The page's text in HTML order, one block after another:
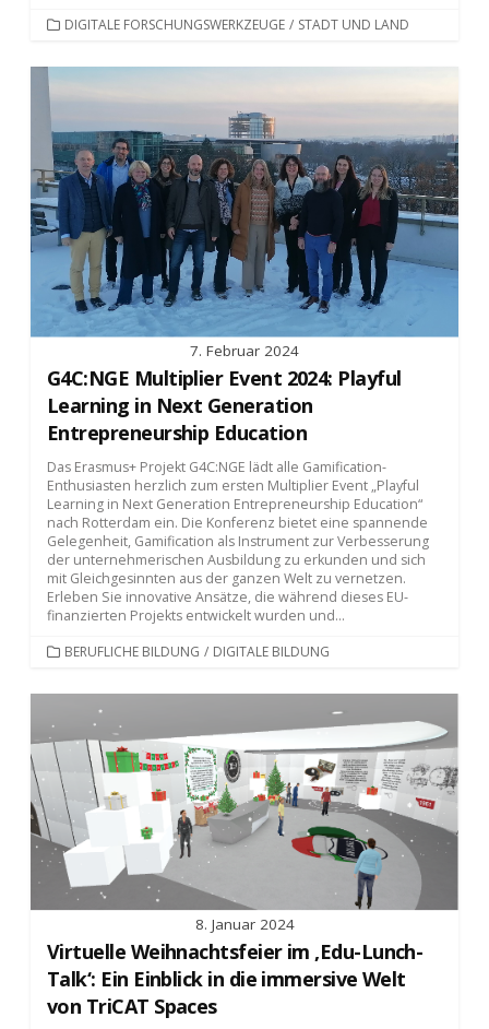
KATEGORIEN
DIGITALE FORSCHUNGSWERKZEUGE / STADT UND LAND
7. Februar 2024
G4C:NGE Multiplier Event 2024: Playful
Learning in Next Generation
Entrepreneurship Education
Das Erasmus+ Projekt G4C:NGE lädt alle Gamification-
Enthusiasten herzlich zum ersten Multiplier Event „Playful
Learning in Next Generation Entrepreneurship Education“
nach Rotterdam ein. Die Konferenz bietet eine spannende
Gelegenheit, Gamification als Instrument zur Verbesserung
der unternehmerischen Ausbildung zu erkunden und sich
mit Gleichgesinnten aus der ganzen Welt zu vernetzen.
Erleben Sie innovative Ansätze, die während dieses EU-
finanzierten Projekts entwickelt wurden und...
KATEGORIEN
BERUFLICHE BILDUNG / DIGITALE BILDUNG
8. Januar 2024
Virtuelle Weihnachtsfeier im ‚Edu-Lunch-
Talk‘: Ein Einblick in die immersive Welt
von TriCAT Spaces